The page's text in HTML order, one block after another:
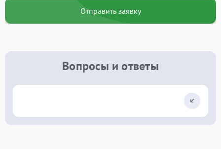
Отправить заявку
Вопросы и ответы